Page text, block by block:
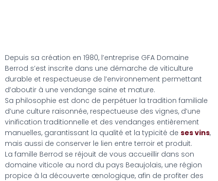
Depuis sa création en 1980, l’entreprise GFA Domaine
Berrod s’est inscrite dans une démarche de viticulture
durable et respectueuse de l’environnement permettant
d’aboutir à une vendange saine et mature.
Sa philosophie est donc de perpétuer la tradition familiale
d’une culture raisonnée, respectueuse des vignes, d’une
vinification traditionnelle et des vendanges entièrement
manuelles, garantissant la qualité et la typicité de ses vins,
mais aussi de conserver le lien entre terroir et produit.
La famille Berrod se réjouit de vous accueillir dans son
domaine viticole au nord du pays Beaujolais, une région
propice à la découverte œnologique, afin de profiter des